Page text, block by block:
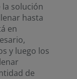
la solución
hasta
en
y luego los
de